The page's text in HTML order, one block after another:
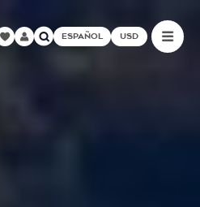
ESPAÑOL USD